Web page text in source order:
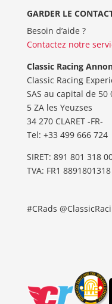
GARDER LE
Besoin d’aide ?
Contactez notre
Classic Racing
Classic Racing
SAS au capital de 50
5 ZA les Yeuzses
34 270 CLARET -FR-
Tel: ‭+33 499 666 724‬
SIRET: 891 801 318
TVA: FR1 8891801318
#CRads